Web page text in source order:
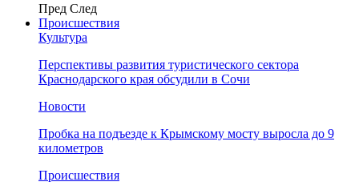
Пред След
Происшествия
Культура
Перспективы развития туристического сектора
Краснодарского края обсудили в Сочи
Новости
Пробка на подъезде к Крымскому мосту выросла до 9
километров
Происшествия